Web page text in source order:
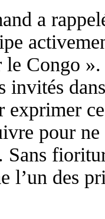
a
Congo
invités
exprimer
pour
Sans
l’un des